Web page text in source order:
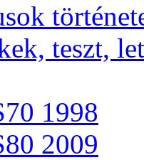
teszt,
1998
2009